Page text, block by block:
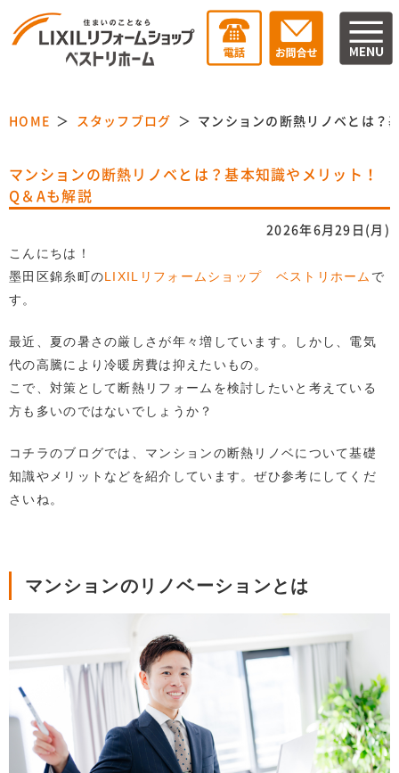
HOME スタッフブログ マンションの断熱リノベとは？
マンションの断熱リノベとは？基本知識やメリット！
Q＆Aも解説
2026年6月29日(月)
こんにちは！
墨田区錦糸町のLIXILリフォームショップ ベストリホーム で
す。
最近、夏の暑さの厳しさが年々増しています。しかし、電気
代の高騰により冷暖房費は抑えたいもの。
こで、対策として断熱リフォームを検討したいと考えている
方も多いのではないでしょうか？
コチラのブログでは、マンションの断熱リノベについて基礎
知識やメリットなどを紹介しています。ぜひ参考にしてくだ
さいね。
マンションのリノベーションとは